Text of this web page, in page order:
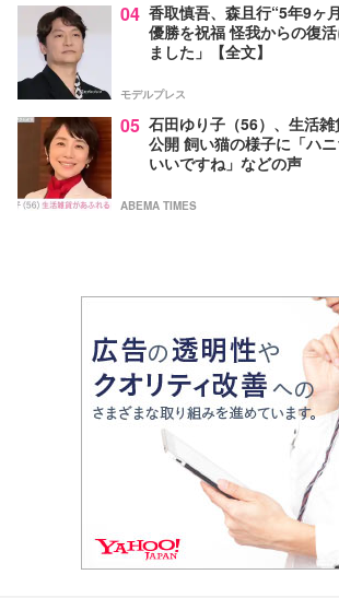
04 香取慎吾、森且行“5年9ヶ
優勝を祝福 怪我からの復
ました」【全文】
モデルプレス
05 石田ゆり子（56）、生活
公開 飼い猫の様子に「ハ
いいですね」などの声
ABEMA TIMES